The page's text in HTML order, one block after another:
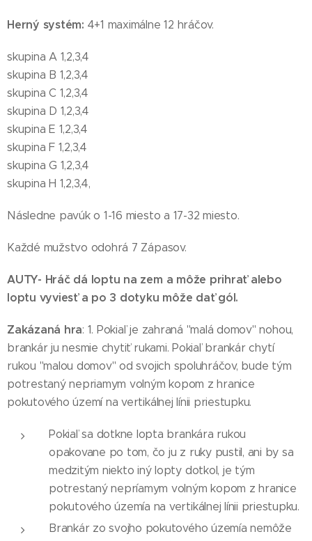
Herný systém: 4+1 maximálne 12 hráčov.
skupina A 1,2,3,4
skupina B 1,2,3,4
skupina C 1,2,3,4
skupina D 1,2,3,4
skupina E 1,2,3,4
skupina F 1,2,3,4
skupina G 1,2,3,4
skupina H 1,2,3,4,
Následne pavúk o 1-16 miesto a 17-32 miesto.
Každé mužstvo odohrá 7 Zápasov.
AUTY- Hráč dá loptu na zem a môže prihrať alebo
loptu vyviesť a po 3 dotyku môže dať gól.
Zakázaná hra: 1. Pokiaľ je zahraná "malá domov" nohou,
brankár ju nesmie chytiť rukami. Pokiaľ brankár chytí
rukou "malou domov" od svojich spoluhráčov, bude tým
potrestaný nepriamym volným kopom z hranice
pokutového území na vertikálnej línii priestupku.
Pokiaľ sa dotkne lopta brankára rukou
opakovane po tom, čo ju z ruky pustil, ani by sa
medzitým niekto iný lopty dotkol, je tým
potrestaný nepríamym volným kopom z hranice
pokutového územía na vertikálnej línii priestupku.
Brankár zo svojho pokutového územía nemôže